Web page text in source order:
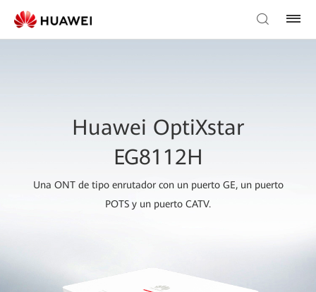
Huawei OptiXstar
EG8112H
Una ONT de tipo enrutador con un puerto GE, un puerto
POTS y un puerto CATV.